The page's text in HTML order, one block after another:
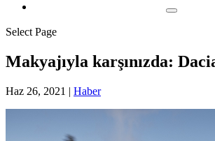
Select Page
Makyajıyla karşınızda:
Haz 26, 2021 | Haber